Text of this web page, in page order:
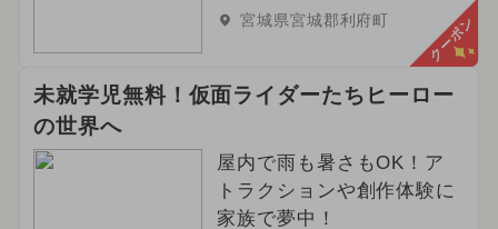
宮城県宮城郡利府町 クーポン
未就学児無料！仮面ライダーたちヒーロー
の世界へ
屋内で雨も暑さもOK！ア
トラクションや創作体験に
家族で夢中！